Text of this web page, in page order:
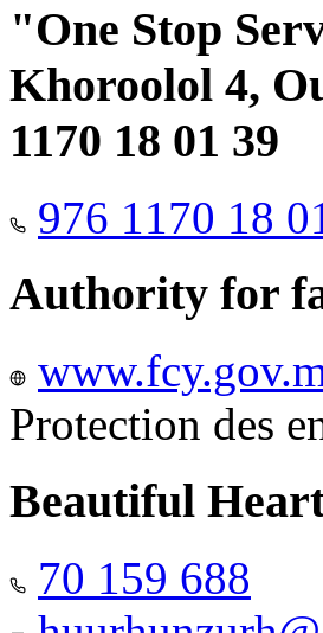
"One Stop
Khoroolol 4,
1170 18 01 39
976 1170 18
Authority for
Protection des
Beautiful
70 159 688